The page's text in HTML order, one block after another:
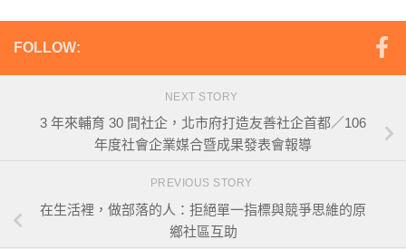
FOLLOW:
NEXT STORY
3 年來輔育 30 間社企，北市府打造友善社企首都／106
年度社會企業媒合暨成果發表會報導
PREVIOUS STORY
在生活裡，做部落的人：拒絕單一指標與競爭思維的原
鄉社區互助